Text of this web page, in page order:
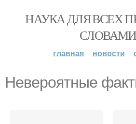
НАУКА ДЛЯ ВСЕХ
СЛОВАМИ
главная новости
Невероятные